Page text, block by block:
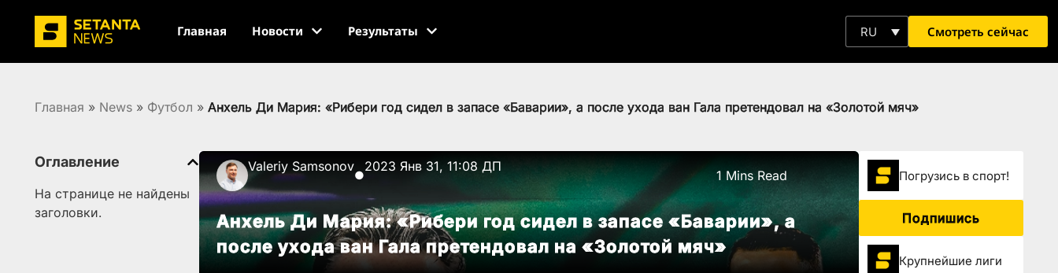
Главная Новости Результаты RU Смотреть сейчас
Главная » News » Футбол » Анхель Ди Мария: «Рибери год сидел в запасе «Баварии», а после ухода ван Гала претендовал на «Золотой мяч»
Оглавление
На странице не найдены
заголовки.
Valeriy Samsonov
●
2023 Янв 31, 11:08 ДП
1 Mins Read
Анхель Ди Мария: «Рибери год сидел в запасе «Баварии», а
после ухода ван Гала претендовал на «Золотой мяч»
Погрузиcь в спорт!
Подпишись
Крупнейшие лиги